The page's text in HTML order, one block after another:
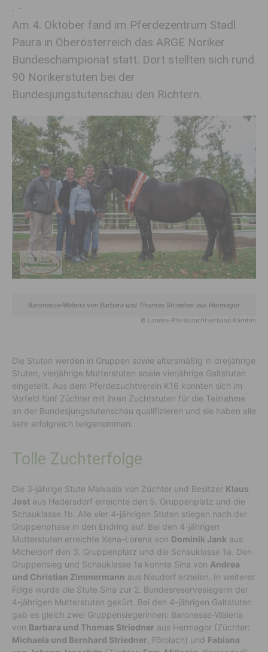
. -
Am 4. Oktober fand im Pferdezentrum Stadl
Paura in Oberösterreich das ARGE Noriker
Bundeschampionat statt. Dort stellten sich rund
90 Norikerstuten bei der
Bundesjungstutenschau den Richtern.
Baronesse-Waleria von Barbara und Thomas Striedner aus Hermagor
© Landes-Pferdezuchtverband Kärnten
Die Stuten werden in Gruppen sowie altersmäßig in dreijährige
Stuten, vierjährige Mutterstuten sowie vierjährige Galtstuten
eingeteilt. Aus dem Pferdezuchtverein K16 konnten sich im
Vorfeld fünf Züchter mit ihren Zuchtstuten für die Teilnahme
an der Bundesjungstutenschau qualifizieren und sie haben alle
sehr erfolgreich teilgenommen.
Tolle Zuchterfolge
Die 3-jährige Stute Malvasia von Züchter und Besitzer Klaus
Jost aus Hadersdorf erreichte den 5. Gruppenplatz und die
Schauklasse 1b. Alle vier 4-jährigen Stuten stiegen nach der
Gruppenphase in den Endring auf. Bei den 4-jährigen
Mutterstuten erreichte Xena-Lorena von Dominik Jank aus
Micheldorf den 3. Gruppenplatz und die Schauklasse 1a. Den
Gruppensieg und Schauklasse 1a konnte Sina von Andrea
und Christian Zimmermann aus Neudorf erzielen. In weiterer
Folge wurde die Stute Sina zur 2. Bundesreservesiegerin der
4-jährigen Mutterstuten gekürt. Bei den 4-jährigen Galtstuten
gab es gleich zwei Gruppensiegerinnen: Baronesse-Waleria
von Barbara und Thomas Striedner aus Hermagor (Züchter:
Michaela und Bernhard Striedner , Förolach) und Fabiana